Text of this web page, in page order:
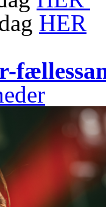
HER